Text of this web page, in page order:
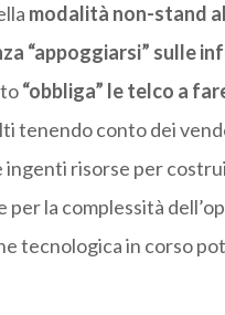
modalità non-stand
“appoggiarsi” sulle
“obbliga” le telco a
tenendo conto dei
ingenti risorse per
per la complessità
tecnologica in corso